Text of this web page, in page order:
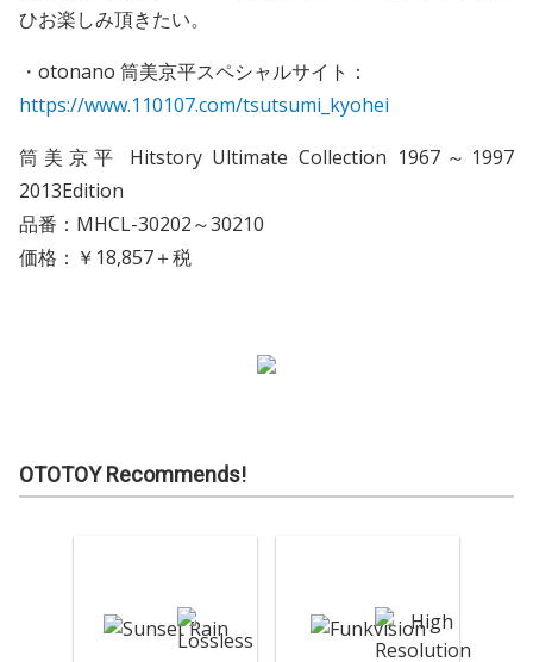
ひお楽しみ頂きたい。
・otonano 筒美京平スペシャルサイト：
https://www.110107.com/tsutsumi_kyohei
筒美京平 Hitstory Ultimate Collection 1967～1997
2013Edition
品番：MHCL-30202～30210
価格：￥18,857＋税
OTOTOY Recommends!